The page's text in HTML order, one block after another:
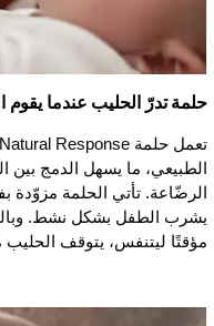
حلمة تدرّ الحليب عندما
الطبيعي، ما يسهل الدمج بين
الرضّاعة. تأتي الحلمة مزوّدة
يشرب الطفل بشكل نشط.
مؤقتًا ليتنفس، يتوقف الحليب